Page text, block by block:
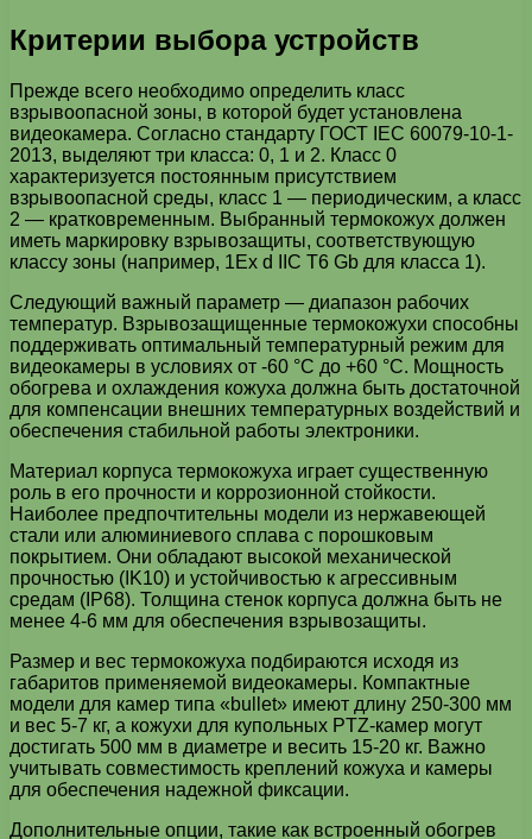
Критерии выбора устройств
Прежде всего необходимо определить класс
взрывоопасной зоны, в которой будет установлена
видеокамера. Согласно стандарту ГОСТ IEC 60079-10-1-
2013, выделяют три класса: 0, 1 и 2. Класс 0
характеризуется постоянным присутствием
взрывоопасной среды, класс 1 — периодическим, а класс
2 — кратковременным. Выбранный термокожух должен
иметь маркировку взрывозащиты, соответствующую
классу зоны (например, 1Ex d IIC T6 Gb для класса 1).
Следующий важный параметр — диапазон рабочих
температур. Взрывозащищенные термокожухи способны
поддерживать оптимальный температурный режим для
видеокамеры в условиях от -60 °C до +60 °C. Мощность
обогрева и охлаждения кожуха должна быть достаточной
для компенсации внешних температурных воздействий и
обеспечения стабильной работы электроники.
Материал корпуса термокожуха играет существенную
роль в его прочности и коррозионной стойкости.
Наиболее предпочтительны модели из нержавеющей
стали или алюминиевого сплава с порошковым
покрытием. Они обладают высокой механической
прочностью (IK10) и устойчивостью к агрессивным
средам (IP68). Толщина стенок корпуса должна быть не
менее 4-6 мм для обеспечения взрывозащиты.
Размер и вес термокожуха подбираются исходя из
габаритов применяемой видеокамеры. Компактные
модели для камер типа «bullet» имеют длину 250-300 мм
и вес 5-7 кг, а кожухи для купольных PTZ-камер могут
достигать 500 мм в диаметре и весить 15-20 кг. Важно
учитывать совместимость креплений кожуха и камеры
для обеспечения надежной фиксации.
Дополнительные опции, такие как встроенный обогрев